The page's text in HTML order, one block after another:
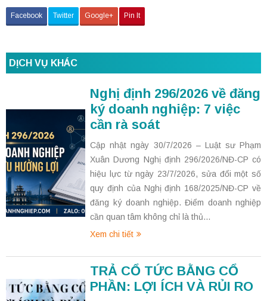
Facebook Twitter Google+ Pin It
DỊCH VỤ KHÁC
Nghị định 296/2026 về đăng
ký doanh nghiệp: 7 việc
cần rà soát
Cập nhật ngày 30/7/2026 – Luật sư Phạm
Xuân Dương Nghị định 296/2026/NĐ-CP có
hiệu lực từ ngày 23/7/2026, sửa đổi một số
quy định của Nghị định 168/2025/NĐ-CP về
đăng ký doanh nghiệp. Điểm doanh nghiệp
cần quan tâm không chỉ là thủ...
Xem chi tiết
TRẢ CỔ TỨC BẰNG CỔ
PHẦN: LỢI ÍCH VÀ RỦI RO